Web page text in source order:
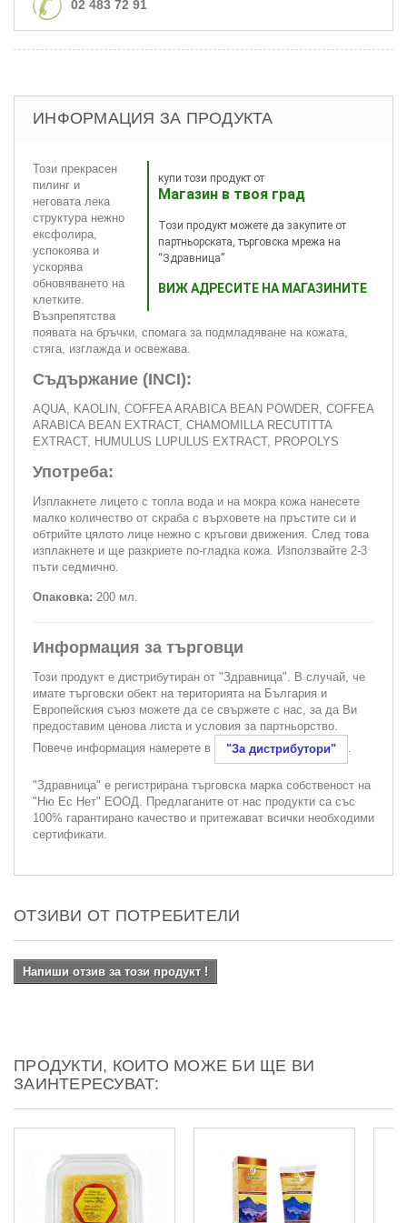
02 483 72 91
ИНФОРМАЦИЯ ЗА ПРОДУКТА
купи този продукт от
Магазин в твоя град
Този продукт можете да закупите от
партньорската, търговска мрежа на
“Здравница”
ВИЖ АДРЕСИТЕ НА МАГАЗИНИТЕ
Този прекрасен
пилинг и
неговата лека
структура нежно
ексфолира,
успокоява и
ускорява
обновяването на
клетките.
Възпрепятства
появата на бръчки, спомага за подмладяване на кожата,
стяга, изглажда и освежава.
Съдържание (INCI):
AQUA, KAOLIN, COFFEA ARABICA BEAN POWDER, COFFEA
ARABICA BEAN EXTRACT, CHAMOMILLA RECUTITTA
EXTRACT, HUMULUS LUPULUS EXTRACT, PROPOLYS
Употреба:
Изплакнете лицето с топла вода и на мокра кожа нанесете
малко количество от скраба с върховете на пръстите си и
обтрийте цялото лице нежно с кръгови движения. След това
изплакнете и ще разкриете по-гладка кожа. Използвайте 2-3
пъти седмично.
Опаковка: 200 мл.
Информация за търговци
Този продукт е дистрибутиран от "Здравница". В случай, че
имате търговски обект на територията на България и
Европейския съюз можете да се свържете с нас, за да Ви
предоставим ценова листа и условия за партньорство.
Повече информация намерете в
"За дистрибутори" .
"Здравница" е регистрирана търговска марка собственост на
"Ню Ес Нет" ЕООД. Предлаганите от нас продукти са със
100% гарантирано качество и притежават всички необходими
сертификати.
ОТЗИВИ ОТ ПОТРЕБИТЕЛИ
Напиши отзив за този продукт !
ПРОДУКТИ, КОИТО МОЖЕ БИ ЩЕ ВИ
ЗАИНТЕРЕСУВАТ: